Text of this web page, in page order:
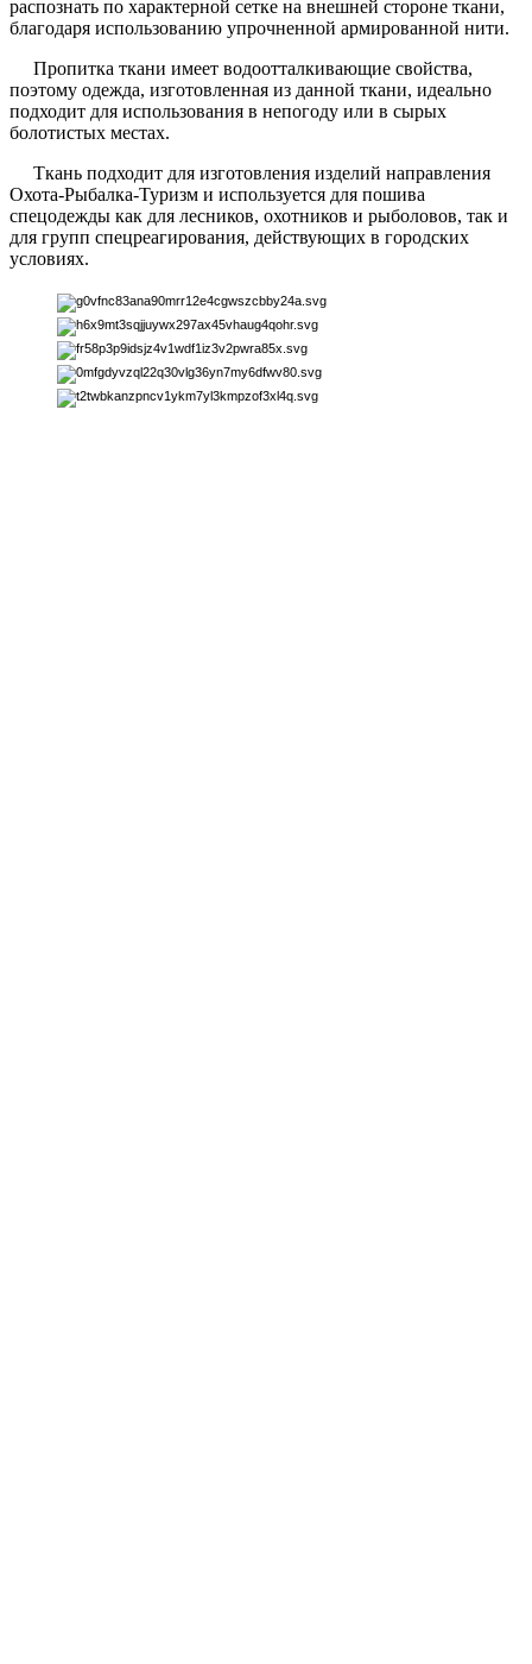
распознать по характерной сетке на внешней стороне ткани,
благодаря использованию упрочненной армированной нити.
Пропитка ткани имеет водоотталкивающие свойства,
поэтому одежда, изготовленная из данной ткани, идеально
подходит для использования в непогоду или в сырых
болотистых местах.
Ткань подходит для изготовления изделий направления
Охота-Рыбалка-Туризм и используется для пошива
спецодежды как для лесников, охотников и рыболовов, так и
для групп спецреагирования, действующих в городских
условиях.